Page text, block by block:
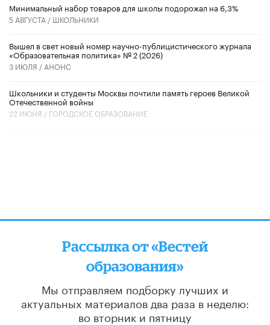
Минимальный набор товаров для школы подорожал на 6,3%
5 АВГУСТА / ШКОЛЬНИКИ
Вышел в свет новый номер научно-публицистического журнала
«Образовательная политика» № 2 (2026)
3 ИЮЛЯ / АНОНС
Школьники и студенты Москвы почтили память героев Великой
Отечественной войны
22 ИЮНЯ / ГОРОДСКОЕ ОБРАЗОВАНИЕ
Рассылка от «Вестей
образования»
Мы отправляем подборку лучших и
актуальных материалов два раза в неделю:
во вторник и пятницу